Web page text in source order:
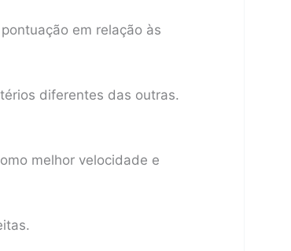
em relação às
diferentes das outras.
melhor velocidade e